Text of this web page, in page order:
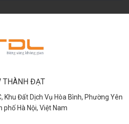
THÀNH ĐẠT
Khu Đất Dịch Vụ Hòa Bình, Phường Yên
phố Hà Nội, Việt Nam